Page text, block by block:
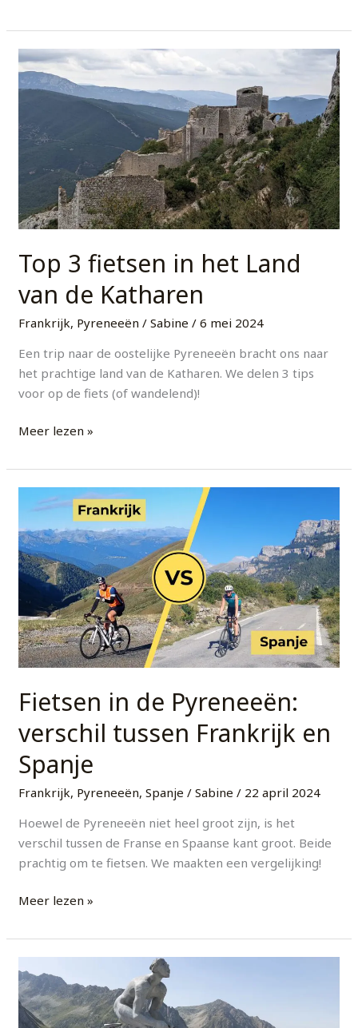
Top 3 fietsen in het Land
van de Katharen
Frankrijk, Pyreneeën /Sabine/6 mei 2024
Een trip naar de oostelijke Pyreneeën bracht ons naar
het prachtige land van de Katharen. We delen 3 tips
voor op de fiets (of wandelend)!
Top
3
fietsen
het
Land
van
Katharen
Meer lezen »
Fietsen in de Pyreneeën:
verschil tussen Frankrijk en
Spanje
Frankrijk, Pyreneeën,Spanje /Sabine/ 22 april 2024
Hoewel de Pyreneeën niet heel groot zijn, is het
verschil tussen de Franse en Spaanse kant groot. Beide
prachtig om te fietsen. We maakten een vergelijking!
Fietsen
de
Pyreneeën:
verschil
tussen
Frankrijk
en
Spanje
Meer lezen »
in
de